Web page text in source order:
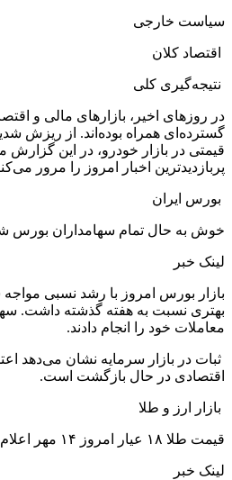
سیاست خارجی
اقتصاد کلان
نتیجه‌گیری کلی
در روزهای اخیر، بازارهای مالی و
گسترده‌ای همراه بوده‌اند. از ریزش
قیمتی در بازار خودرو، در این گزارش
پربازدیدترین اخبار امروز را مرور
بورس ایران
خوش به حال تمام سهامداران بورس شد (۱۴
لینک خبر
بازار بورس امروز با رشد نسبی
بهتری نسبت به هفته گذشته داشت.
معاملات خود را انجام دادند.
ثبات در بازار سرمایه نشان می‌دهد
اقتصادی در حال بازگشت است.
بازار ارز و طلا
قیمت طلا ۱۸ عیار امروز ۱۴ مهر اعلام شد + جدول
لینک خبر